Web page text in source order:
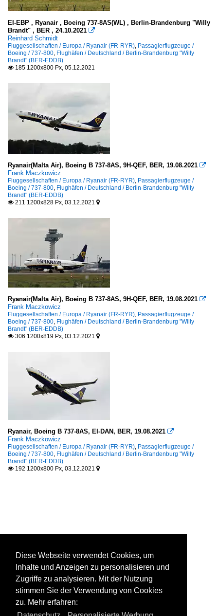
EI-EBP , Ryanair , Boeing 737-8AS(WL) , Berlin-Brandenburg "Willy
Brandt" , BER , 24.10.2021 
Reinhard Schmidt
Fluggesellschaften / Europa / Ryanair (FR-RYR), Passagierflugzeuge /
Boeing / 737-800, Flughäfen / Deutschland / Berlin-Brandenburg "Willy
Brandt" (BER-EDDB)
 185 1200x800 Px, 05.12.2021
Ryanair(Malta Air), Boeing B 737-8AS, 9H-QEF, BER, 19.08.2021 
Frank Maczkowicz
Fluggesellschaften / Europa / Ryanair (FR-RYR), Passagierflugzeuge /
Boeing / 737-800, Flughäfen / Deutschland / Berlin-Brandenburg "Willy
Brandt" (BER-EDDB)
 211 1200x828 Px, 03.12.2021 
Ryanair(Malta Air), Boeing B 737-8AS, 9H-QEF, BER, 19.08.2021 
Frank Maczkowicz
Fluggesellschaften / Europa / Ryanair (FR-RYR), Passagierflugzeuge /
Boeing / 737-800, Flughäfen / Deutschland / Berlin-Brandenburg "Willy
Brandt" (BER-EDDB)
 306 1200x819 Px, 03.12.2021 
Ryanair, Boeing B 737-8AS, EI-DAN, BER, 19.08.2021 
Frank Maczkowicz
Fluggesellschaften / Europa / Ryanair (FR-RYR), Passagierflugzeuge /
Boeing / 737-800, Flughäfen / Deutschland / Berlin-Brandenburg "Willy
Brandt" (BER-EDDB)
 192 1200x800 Px, 03.12.2021 
Diese Webseite verwendet Cookies, um
Inhalte und Anzeigen zu personalisieren und
Zugriffe zu analysieren. Mit der Nutzung
stimmen Sie der Verwendung von Cookies
zu. Mehr erfahren: